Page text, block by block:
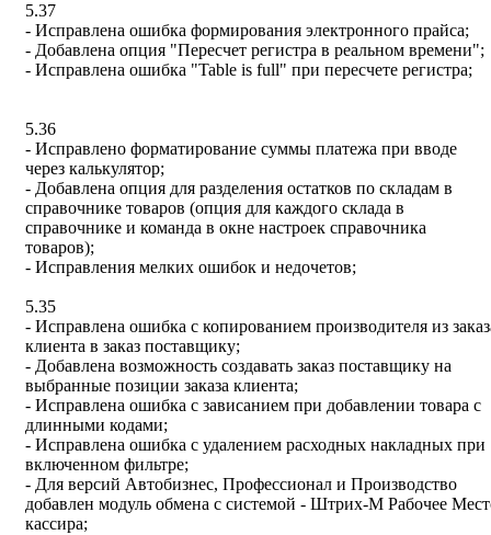
5.37
- Исправлена ошибка формирования электронного прайса;
- Добавлена опция "Пересчет регистра в реальном времени";
- Исправлена ошибка "Table is full" при пересчете регистра;
5.36
- Исправлено форматирование суммы платежа при вводе
через калькулятор;
- Добавлена опция для разделения остатков по складам в
справочнике товаров (опция для каждого склада в
справочнике и команда в окне настроек справочника
товаров);
- Исправления мелких ошибок и недочетов;
5.35
- Исправлена ошибка с копированием производителя из
клиента в заказ поставщику;
- Добавлена возможность создавать заказ поставщику на
выбранные позиции заказа клиента;
- Исправлена ошибка с зависанием при добавлении товара с
длинными кодами;
- Исправлена ошибка с удалением расходных накладных при
включенном фильтре;
- Для версий Автобизнес, Профессионал и Производство
добавлен модуль обмена с системой - Штрих-М Рабочее
кассира;